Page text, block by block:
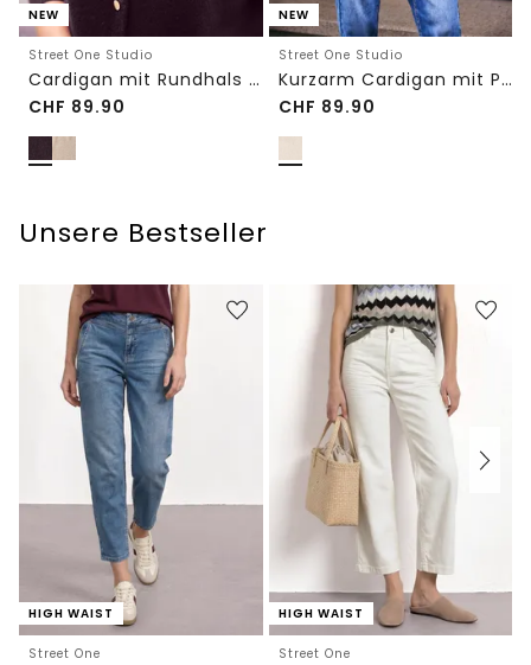
NEW
Street One Studio
Cardigan mit Rundhals und Knöpfen
CHF 89.90
NEW
Street One Studio
Kurzarm Cardigan mit Polokragen
CHF 89.90
Unsere Bestseller
HIGH WAIST
Street One
HIGH WAIST
Street One